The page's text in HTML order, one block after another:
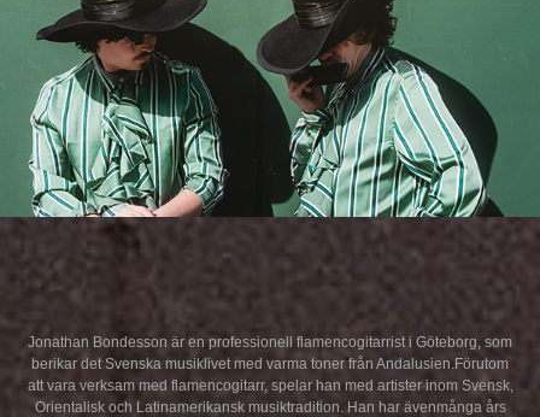
Jonathan Bondesson är en professionell flamencogitarrist i Göteborg, som
berikar det Svenska musiklivet med varma toner från Andalusien.Förutom
att vara verksam med flamencogitarr, spelar han med artister inom Svensk,
Orientalisk och Latinamerikansk musiktradition. Han har ävenmånga års